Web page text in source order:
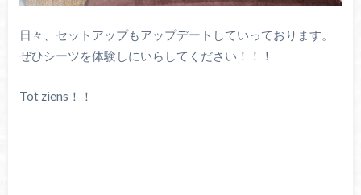
日々、セットアップもアップデートしていっております。
ぜひシーツを体験しにいらしてください！！！
Tot ziens！！